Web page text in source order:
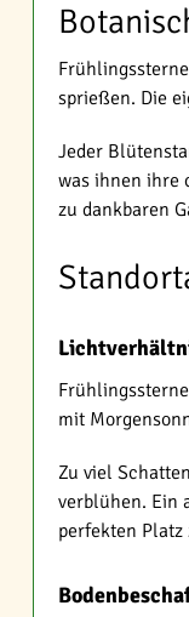
sprießen. Die
Jeder
was ihnen ihre
zu dankbaren
mit
Zu viel
verblühen. Ein
perfekten Platz